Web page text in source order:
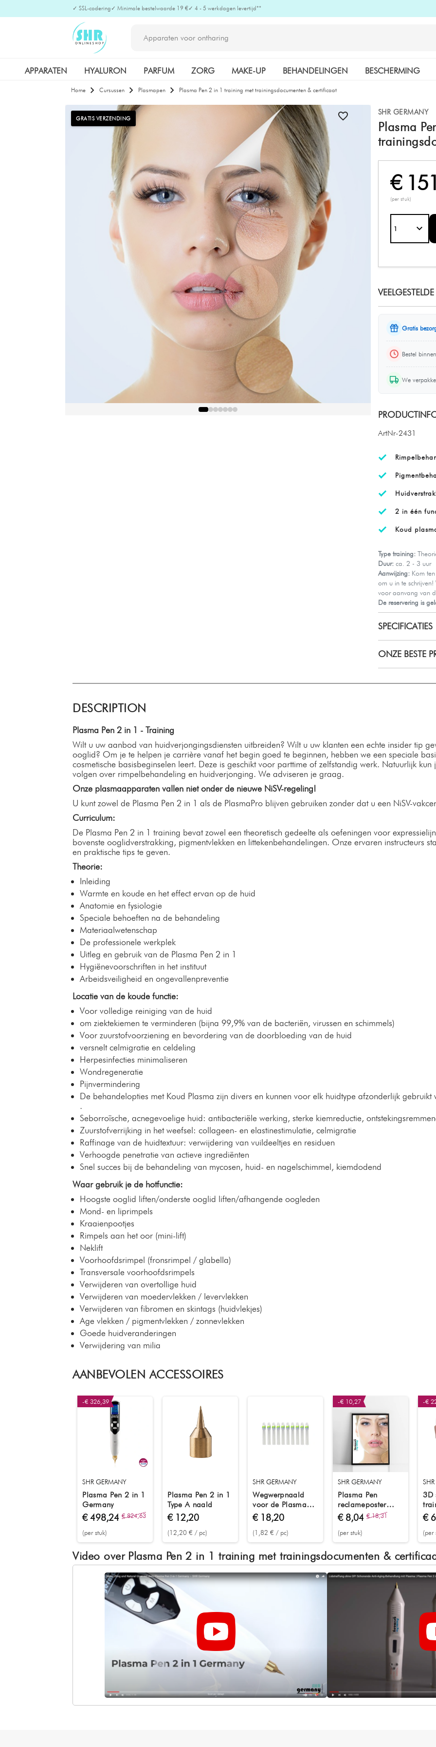
✓ SSL-codering ✓ Minimale bestelwaarde 19 €✓ 4 - 5 werkdagen levertijd**
APPARATEN HYALURON PARFUM ZORG MAKE-UP BEHANDELINGEN BESCHERMING
K-BEAUTY
Home Cursussen Plasmapen Plasma Pen 2 in 1 training met trainingsdocumenten & certificaat
GRATIS VERZENDING
SHR GERMANY
Plasma
€
(per stuk)
Gratis
Bestel binnen
We
ArtNr-2431
2 in één
Koud
Type training:
Duur: ca. 2 - 3 uur
Aanwijzing:Kom ten
om u in te
voor aanvang van
De reservering is
SPECIFICATIES
ONZE BESTE
DESCRIPTION
Plasma Pen 2 in 1 - Training
Wilt u uw aanbod van huidverjongingsdiensten uitbreiden? Wilt u uw klanten een echte insider tip
ooglid? Om je te helpen je carrière vanaf het begin goed te beginnen, hebben we een speciale
cosmetische basisbeginselen leert. Deze is geschikt voor parttime of zelfstandig werk. Natuurlijk
volgen over rimpelbehandeling en huidverjonging. We adviseren je graag.
Onze plasmaapparaten vallen niet onder de nieuwe NiSV-regeling!
U kunt zowel de Plasma Pen 2 in 1 als de PlasmaPro blijven gebruiken zonder dat u een NiSV-
Curriculum:
De Plasma Pen 2 in 1 training bevat zowel een theoretisch gedeelte als oefeningen voor
bovenste ooglidverstrakking, pigmentvlekken en littekenbehandelingen. Onze ervaren instructeurs
en praktische tips te geven.
Theorie:
Inleiding
Warmte en koude en het effect ervan op de huid
Anatomie en fysiologie
Speciale behoeften na de behandeling
Materiaalwetenschap
De professionele werkplek
Uitleg en gebruik van de Plasma Pen 2 in 1
Hygiënevoorschriften in het instituut
Arbeidsveiligheid en ongevallenpreventie
Locatie van de koude functie:
Voor volledige reiniging van de huid
om ziektekiemen te verminderen (bijna 99,9% van de bacteriën, virussen en schimmels)
Voor zuurstofvoorziening en bevordering van de doorbloeding van de huid
versnelt celmigratie en celdeling
Herpesinfecties minimaliseren
Wondregeneratie
Pijnvermindering
De behandelopties met Koud Plasma zijn divers en kunnen voor elk huidtype afzonderlijk gebruikt
.
Seborroïsche, acnegevoelige huid: antibacteriële werking, sterke kiemreductie,
Zuurstofverrijking in het weefsel: collageen- en elastinestimulatie, celmigratie
Raffinage van de huidtextuur: verwijdering van vuildeeltjes en residuen
Verhoogde penetratie van actieve ingrediënten
Snel succes bij de behandeling van mycosen, huid- en nagelschimmel, kiemdodend
Waar gebruik je de hotfunctie:
Hoogste ooglid liften/onderste ooglid liften/afhangende oogleden
Mond- en liprimpels
Kraaienpootjes
Rimpels aan het oor (mini-lift)
Neklift
Voorhoofdsrimpel (fronsrimpel / glabella)
Transversale voorhoofdsrimpels
Verwijderen van overtollige huid
Verwijderen van moedervlekken / levervlekken
Verwijderen van fibromen en skintags (huidvlekjes)
Age vlekken / pigmentvlekken / zonnevlekken
Goede huidveranderingen
Verwijdering van milia
AANBEVOLEN ACCESSOIRES
-€ 326,39
SHR GERMANY
Plasma Pen 2 in 1
Germany
€ 498,24 € 824,63
(per stuk)
Plasma Pen 2 in 1
Type A naald
€ 12,20
(12,20 € / pc)
SHR GERMANY
Wegwerpnaald
voor de Plasma
Pen 2-in-1
Germany, 9 stuks
€ 18,20
(1,82 € / pc)
-€ 10,27
SHR GERMANY
Plasma Pen
reclameposter
motief A / 60 cm x
80 cm
€ 8,04 € 18,31
(per stuk)
-€
3D
€
(per
Video over Plasma Pen 2 in 1 training met trainingsdocumenten &